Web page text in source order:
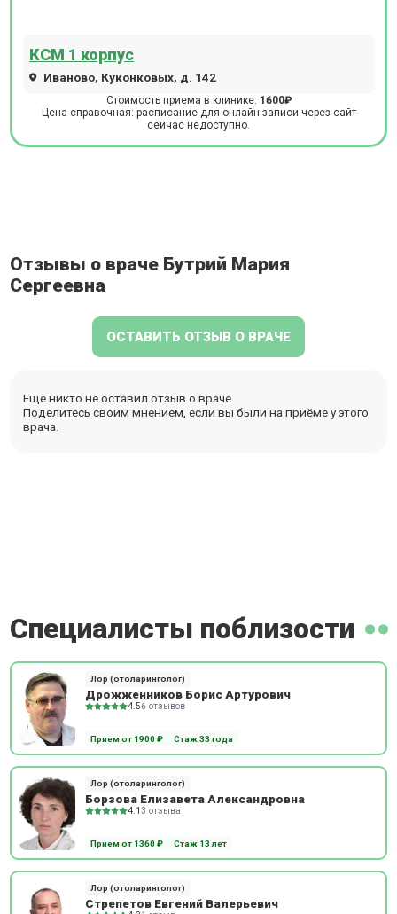
КСМ 1 корпус
Иваново, Куконковых, д. 142
Стоимость приема в клинике: 1600₽
Цена справочная: расписание для онлайн-записи через сайт
сейчас недоступно.
Отзывы о враче Бутрий Мария
Сергеевна
ОСТАВИТЬ ОТЗЫВ О ВРАЧЕ
Еще никто не оставил отзыв о враче.
Поделитесь своим мнением, если вы были на приёме у этого
врача.
Специалисты поблизости
Лор (отоларинголог)
Дрожженников Борис Артурович
4.56 отзывов
Прием от 1900 ₽ Стаж 33 года
Лор (отоларинголог)
Борзова Елизавета Александровна
4.1 3 отзыва
Прием от 1360 ₽ Стаж 13 лет
Лор (отоларинголог)
Стрепетов Евгений Валерьевич